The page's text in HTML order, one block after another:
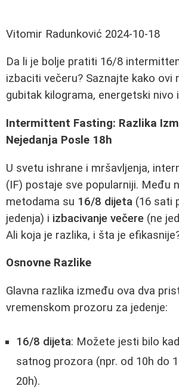
Vitomir Radunković 2024-10-18
Da li je bolje pratiti 16/8
izbaciti večeru? Saznajte kako ovi
gubitak kilograma, energetski nivo
Intermittent Fasting: Razlika
Nejedanja Posle 18h
U svetu ishrane i mršavljenja,
(IF) postaje sve popularniji. Među
metodama su 16/8 dijeta (16 sati
jedenja) i izbacivanje večere (ne
Ali koja je razlika, i šta je
Osnovne Razlike
Glavna razlika između ova dva
vremenskom prozoru za jedenje:
16/8 dijeta: Možete jesti bilo
satnog prozora (npr. od 10h do
20h).